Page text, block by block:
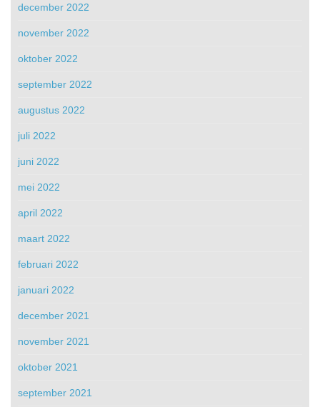
december 2022
november 2022
oktober 2022
september 2022
augustus 2022
juli 2022
juni 2022
mei 2022
april 2022
maart 2022
februari 2022
januari 2022
december 2021
november 2021
oktober 2021
september 2021